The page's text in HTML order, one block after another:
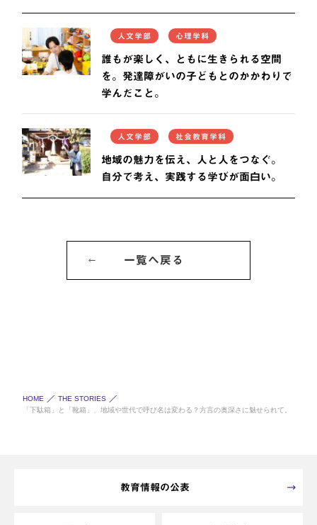
人文学部 心理学科
誰もが楽しく、ともに生きられる空間
を。発達障がいの子どもとのかかわりで
学んだこと。
人文学部 社会教育学科
地域の魅力を伝え、人と人をつなぐ。
自分で考え、実践する学びが面白い。
一覧へ戻る
HOME
THE STORIES
「下駄箱」と「靴箱」、地域や世代で呼び名は変わる？方言の奥深さに魅せられて。
教育情報の公表